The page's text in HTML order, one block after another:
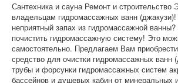
Сантехника и сауна Ремонт и строительство
владельцам гидромассажных ванн
неприятный запах из гидромассажной
почистить гидромассажную систему! Это
самостоятельно. Предлагаем Вам
средство для очистки гидромассажных ванн
трубы и форсунки гидромассажных систем
бассейнов и душевых кабин от минеральных